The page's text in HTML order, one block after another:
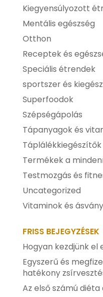
Kiegyensúlyozott
Mentális egészség
Otthon
Receptek és
Speciális étrendek
sportszer és
Superfoodok
Szépségápolás
Tápanyagok és
Táplálékkiegészítők
Termékek a
Testmozgás és
Uncategorized
Vitaminok és
FRISS BEJEGYZÉSEK
Hogyan kezdjünk el
Egyszerű és
hatékony
Az első számú